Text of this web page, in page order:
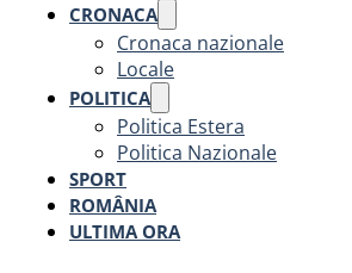
CRONACA
Cronaca nazionale
Locale
POLITICA
Politica Estera
Politica Nazionale
SPORT
ROMÂNIA
ULTIMA ORA